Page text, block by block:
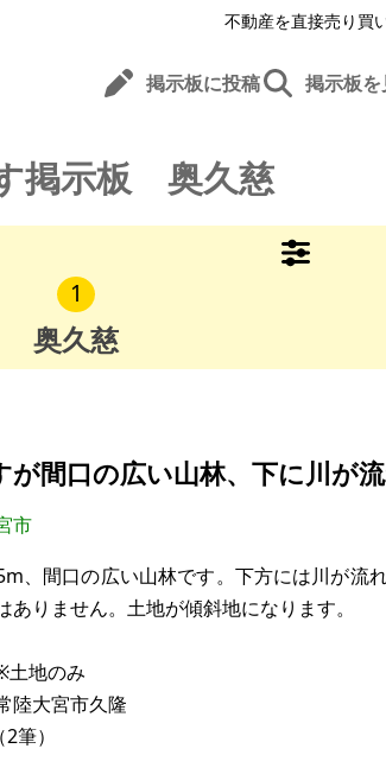
不動産を直接売り買
掲示板に投稿 掲示板を
掲示板 奥久慈
1
奥久慈
が間口の広い山林、下に川が
市
、間口の広い山林です。下方には川が流
ありません。土地が傾斜地になります。
土地のみ
陸大宮市久隆
筆）